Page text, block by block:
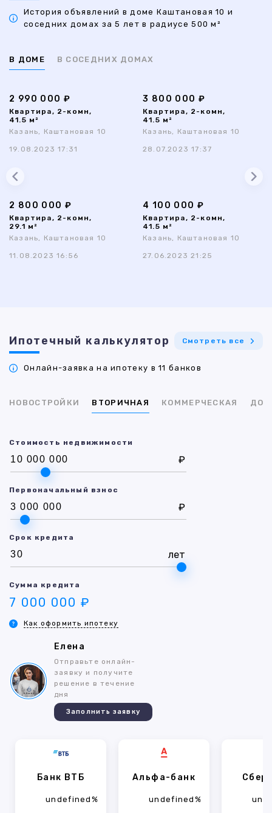
История объявлений в доме Каштановая 10 и
соседних домах за 5 лет в радиусе 500 м²
В ДОМЕ В СОСЕДНИХ ДОМАХ
2 990 000 ₽
Квартира, 2-комн,
41.5 м²
Казань, Каштановая 10
19.08.2023 17:31
3 800 000 ₽
Квартира, 2-комн,
41.5 м²
Казань, Каштановая 10
28.07.2023 17:37
2 800 000 ₽
Квартира, 2-комн,
29.1 м²
Казань, Каштановая 10
11.08.2023 16:56
4 100 000 ₽
Квартира, 2-комн,
41.5 м²
Казань, Каштановая 10
27.06.2023 21:25
Ипотечный калькулятор Смотреть все
Онлайн-заявка на ипотеку в 11 банков
НОВОСТРОЙКИ ВТОРИЧНАЯ КОММЕРЧЕСКАЯ ДОМ
Стоимость недвижимости
₽
Первоначальный взнос
₽
Срок кредита
лет
Сумма кредита
7 000 000 ₽
Как оформить ипотеку
Елена
Отправьте онлайн-
заявку и получите
решение в течение
дня
Заполнить заявку
Банк ВТБ
undefined%
Альфа-банк
undefined%